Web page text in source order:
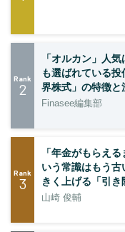
Rank
2
「オルカン」人
も選ばれている
界株式」の特徴と
Finasee編集部
Rank
3
「年金がもらえ
いう常識はもう
きく上げる「引
山崎 俊輔